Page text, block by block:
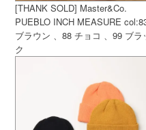
[THANK SOLD] Master&Co.
PUEBLO INCH MEASURE
ブラウン 、88 チョコ 、99 ブラ
ク